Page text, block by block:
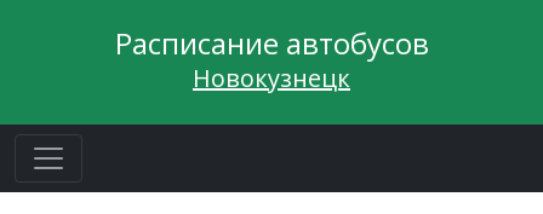
Расписание автобусов
Новокузнецк